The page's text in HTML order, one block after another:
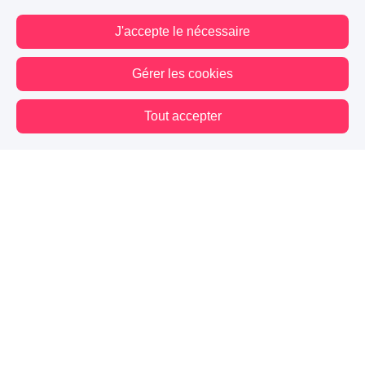
J'accepte le nécessaire
Gérer les cookies
Tout accepter